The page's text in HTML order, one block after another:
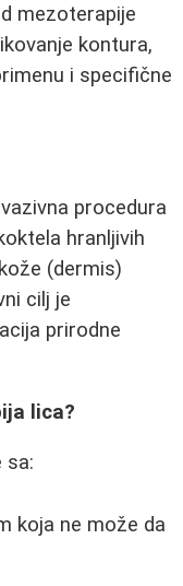
mezoterapije
kontura,
i specifične
procedura
hranljivih
(dermis)
cilj je
prirodne
lica?
sa:
koja ne može da